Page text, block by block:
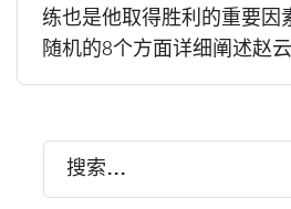
练也是他取得胜利的重要因
随机的8个方面详细阐述赵
搜索...